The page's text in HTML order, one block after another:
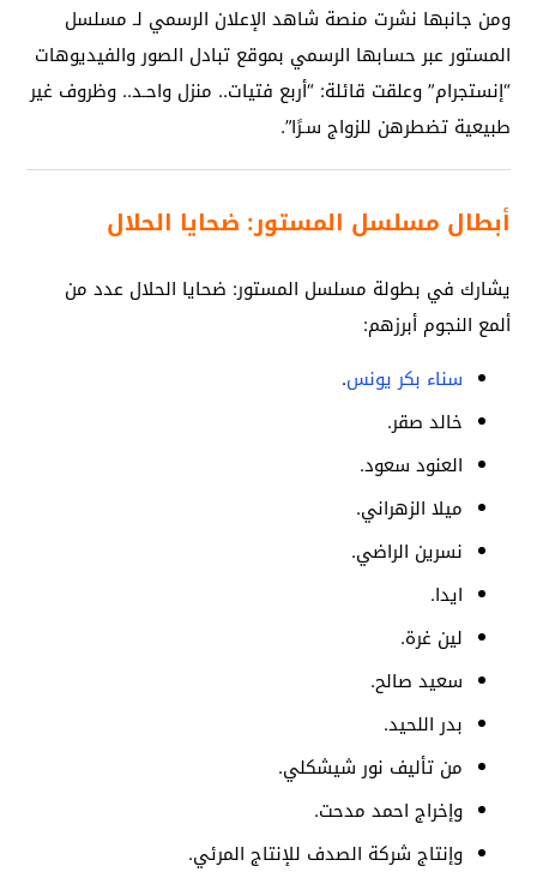
ومن جانبها نشرت منصة شاهد الإعلان الرسمي لـ مسلسل
المستور عبر حسابها الرسمي بموقع تبادل الصور والفيديوهات
“إنستجرام” وعلقت قائلة: “أربع فتيات.. منزل واحـد.. وظروف غير
طبيعية تضطرهن للزواج سـرًا”.
أبطال مسلسل المستور: ضحايا الحلال
يشارك في بطولة مسلسل المستور: ضحايا الحلال عدد من
ألمع النجوم أبرزهم:
سناء بكر يونس.
خالد صقر.
العنود سعود.
ميلا الزهراني.
نسرين الراضي.
ايدا.
لين غرة.
سعيد صالح.
بدر اللحيد.
من تأليف نور شيشكلي.
وإخراج احمد مدحت.
وإنتاج شركة الصدف للإنتاج المرئي.